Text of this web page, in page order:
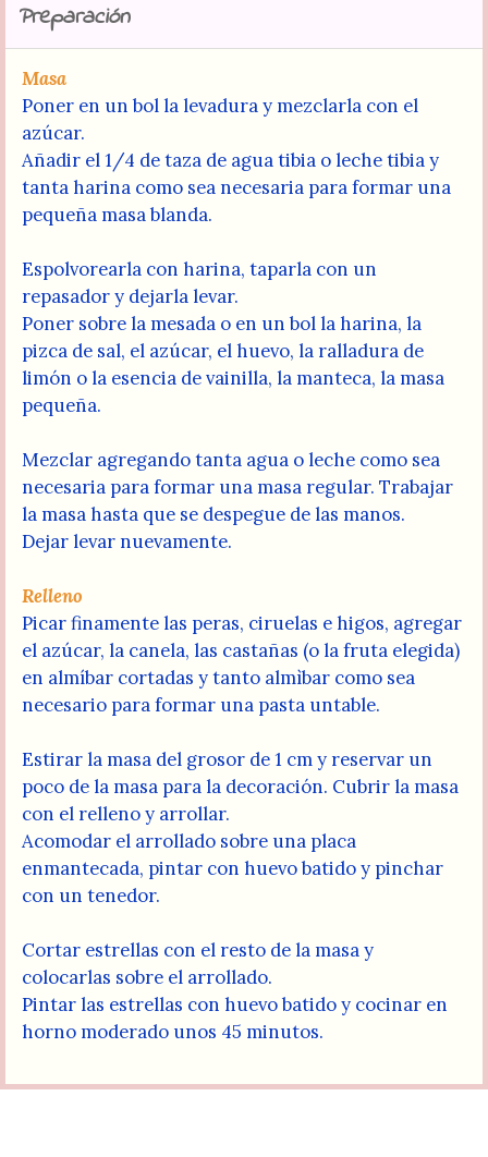
Preparación
Masa
Poner en un bol la levadura y mezclarla con el
azúcar.
Añadir el 1/4 de taza de agua tibia o leche tibia y
tanta harina como sea necesaria para formar una
pequeña masa blanda.
Espolvorearla con harina, taparla con un
repasador y dejarla levar.
Poner sobre la mesada o en un bol la harina, la
pizca de sal, el azúcar, el huevo, la ralladura de
limón o la esencia de vainilla, la manteca, la masa
pequeña.
Mezclar agregando tanta agua o leche como sea
necesaria para formar una masa regular. Trabajar
la masa hasta que se despegue de las manos.
Dejar levar nuevamente.
Relleno
Picar finamente las peras, ciruelas e higos, agregar
el azúcar, la canela, las castañas (o la fruta elegida)
en almíbar cortadas y tanto almìbar como sea
necesario para formar una pasta untable.
Estirar la masa del grosor de 1 cm y reservar un
poco de la masa para la decoración. Cubrir la masa
con el relleno y arrollar.
Acomodar el arrollado sobre una placa
enmantecada, pintar con huevo batido y pinchar
con un tenedor.
Cortar estrellas con el resto de la masa y
colocarlas sobre el arrollado.
Pintar las estrellas con huevo batido y cocinar en
horno moderado unos 45 minutos.